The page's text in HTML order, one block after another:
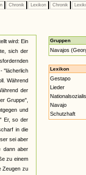
Chronik Lexikon Chronik
wird: Ein
sich der
"lächerlich
Während
der
Gruppe",
und
Er, so der
in die
sei aber
dann aber
zu einem
Zeugen zu
Gruppen
Navajos
Lexikon
Gestapo
Lieder
Navajo
Schutzhaft